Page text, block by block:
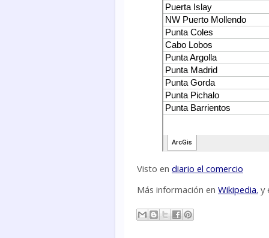
Visto en diario el comercio
Más información en Wikipedia. y